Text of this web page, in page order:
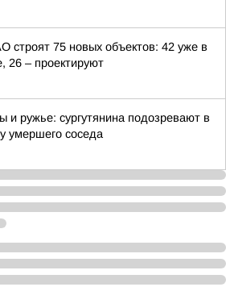
строят 75 новых объектов: 42 уже в
26 – проектируют
и ружье: сургутянина подозревают в
умершего соседа